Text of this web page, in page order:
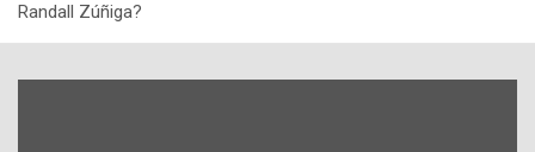
Randall Zúñiga?